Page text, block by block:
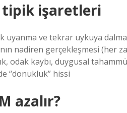
tipik işaretleri
uyanma ve tekrar uykuya
nadiren gerçekleşmesi (her
odak kaybı, duygusal
“donukluk” hissi
azalır?